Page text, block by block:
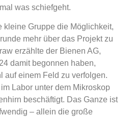
was schiefgeht.
kleine Gruppe die Möglichkeit,
mehr über das Projekt zu
erzählte der Bienen AG,
damit begonnen haben,
auf einem Feld zu verfolgen.
Labor unter dem Mikroskop
beschäftigt. Das Ganze ist
– allein die große